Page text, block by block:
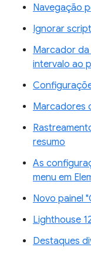
Navegação
Ignorar
Marcador
intervalo ao
Marcadores
resumo
As
menu em
Novo painel
Lighthouse
Destaques